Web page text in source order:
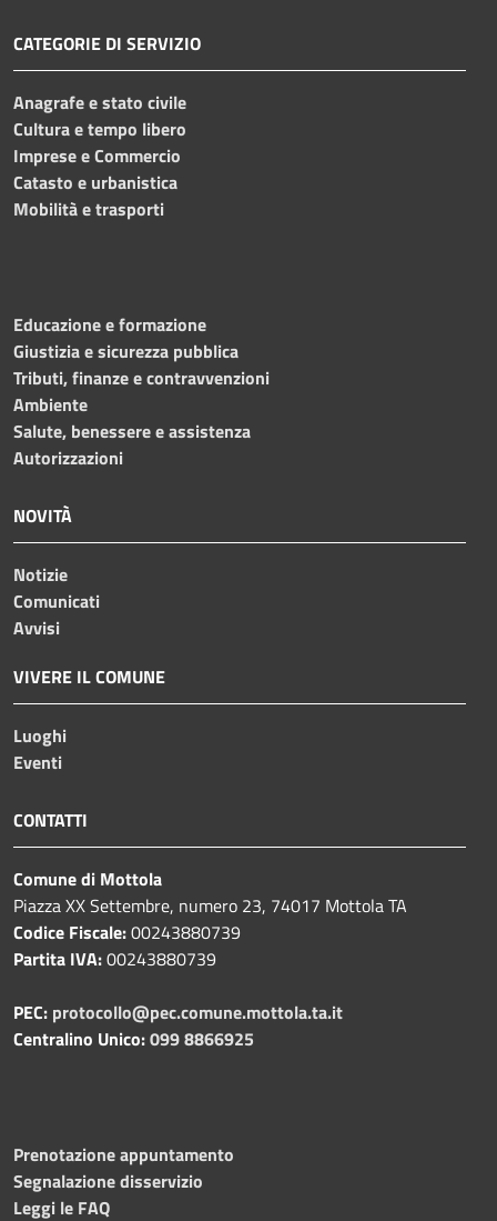
CATEGORIE DI SERVIZIO
Anagrafe e stato civile
Cultura e tempo libero
Imprese e Commercio
Catasto e urbanistica
Mobilità e trasporti
Educazione e formazione
Giustizia e sicurezza pubblica
Tributi, finanze e contravvenzioni
Ambiente
Salute, benessere e assistenza
Autorizzazioni
NOVITÀ
Notizie
Comunicati
Avvisi
VIVERE IL COMUNE
Luoghi
Eventi
CONTATTI
Comune di Mottola
Piazza XX Settembre, numero 23, 74017 Mottola TA
Codice Fiscale:00243880739
Partita IVA:00243880739
PEC: protocollo@pec.comune.mottola.ta.it
Centralino Unico:099 8866925
Prenotazione appuntamento
Segnalazione disservizio
Leggi le FAQ